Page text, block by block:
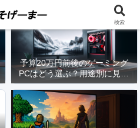
予算20万円前後のゲーミング
PCはどう選ぶ？用途別に見る
構成と注意点【2026年版】
検索